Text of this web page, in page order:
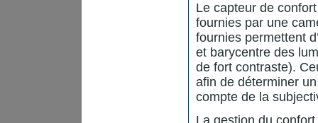
Le capteur de
fournies par une
fournies permettent
et barycentre des
de fort contraste).
afin de déterminer
compte de la
La gestion du